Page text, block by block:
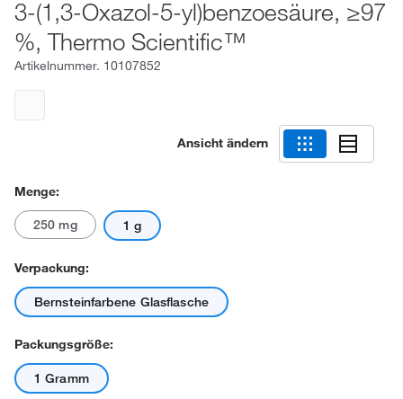
3-(1,3-Oxazol-5-yl)benzoesäure, ≥97
%, Thermo Scientific™
Artikelnummer. 10107852
Ansicht ändern
Menge:
250 mg 1 g
Verpackung:
Bernsteinfarbene Glasflasche
Packungsgröße:
1 Gramm